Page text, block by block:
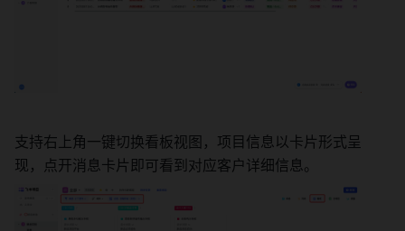
支持右上角一键切换看板视图，项目信息以卡片形式呈
现，点开消息卡片即可看到对应客户详细信息。